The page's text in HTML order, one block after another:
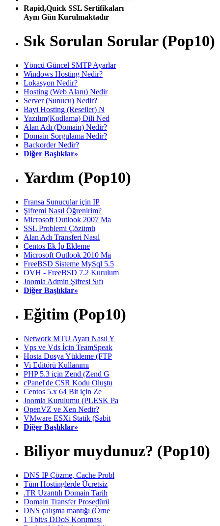
Rapid,Quick SSL Sertifikaları
Aynı Gün Kurulmaktadır
Sık Sorulan Sorular (Pop10)
Yöncü Güncel SMTP Ayarlar
Windows Hosting Nedir?
Lokasyon Nedir?
Hosting (Web Alanı) Nedir
Server (Sunucu) Nedir?
Bayi Hosting (Reseller) N
Yazılım(Kodlama) Dili Ned
Alan Adı (Domain) Nedir?
Domain Sorgulama Nedir?
Backorder Nedir?
Diğer Başlıklar»
Yardım (Pop10)
Fransa Sunucular için IP
Şifremi Nasıl Öğrenirim?
Microsoft Outlook 2007 Ma
SSL Problemi Çözümü
Alan Adı Transferi Nasıl
Centos Ek İp Ekleme
Microsoft Outlook 2010 Ma
FreeBSD Sisteme MySql 5.5
OVH - FreeBSD 7.2 Kurulum
Joomla Admin Şifresi Sıfı
Diğer Başlıklar»
Eğitim (Pop10)
Network MTU Ayarı Nasıl Y
Vps ve Vds İçin TeamSpeak
Hosta Dosya Yükleme (FTP
Vi Editörü Kullanımı
PHP 5.3 için Zend (Zend G
cPanel'de CSR Kodu Oluştu
Centos 5.x 64 Bit için Ze
Joomla Kurulumu (PLESK Pa
OpenVZ ve Xen Nedir?
VMware ESXi Statik (Sabit
Diğer Başlıklar»
Biliyor muydunuz? (Pop10)
DNS IP Çözme, Cache Probl
Tüm Hostinglerde Ücretsiz
.TR Uzantılı Domain Tarih
Domain Transfer Prosedürü
DNS çalışma mantığı (Örne
1 Tbit/s DDoS Koruması